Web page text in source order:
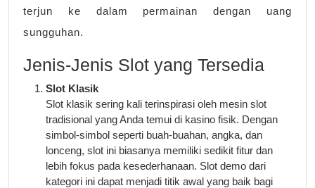
terjun ke dalam permainan dengan uang
sungguhan.
Jenis-Jenis Slot yang Tersedia
Slot Klasik
Slot klasik sering kali terinspirasi oleh mesin slot
tradisional yang Anda temui di kasino fisik. Dengan
simbol-simbol seperti buah-buahan, angka, dan
lonceng, slot ini biasanya memiliki sedikit fitur dan
lebih fokus pada kesederhanaan. Slot demo dari
kategori ini dapat menjadi titik awal yang baik bagi